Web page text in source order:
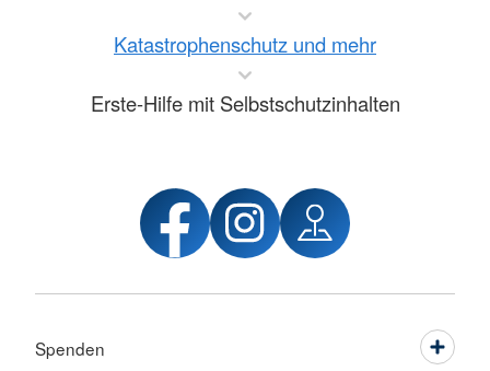
Katastrophenschutz und mehr
Erste-Hilfe mit Selbstschutzinhalten
Spenden